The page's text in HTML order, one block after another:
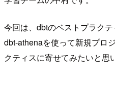
今回は、dbtのベストプラクテ
dbt-athenaを使って新規プロ
クティスに寄せてみたいと思